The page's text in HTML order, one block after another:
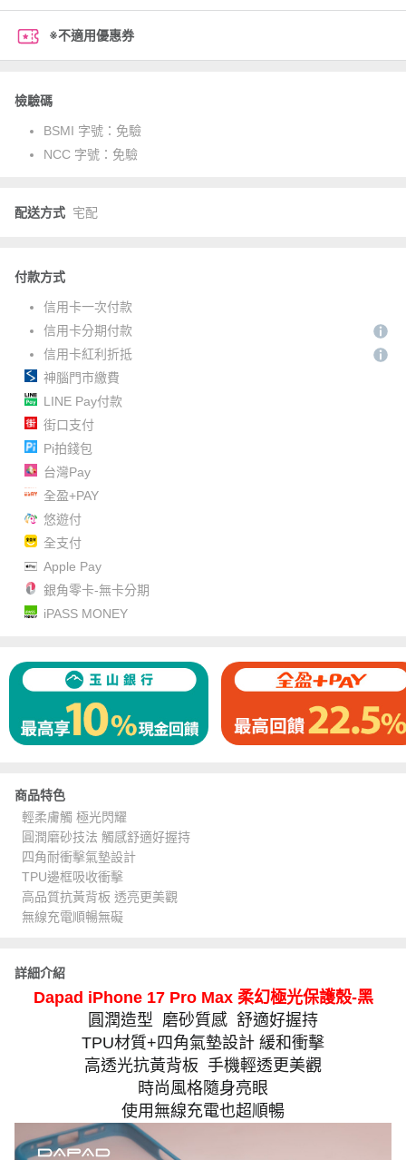
※不適用優惠券
檢驗碼
BSMI 字號： 免驗
NCC 字號： 免驗
配送方式 宅配
付款方式
信用卡一次付款
信用卡分期付款
信用卡紅利折抵
神腦門市繳費
LINE Pay付款
街口支付
Pi拍錢包
台灣Pay
全盈+PAY
悠遊付
全支付
Apple Pay
銀角零卡-無卡分期
iPASS MONEY
商品特色
輕柔膚觸 極光閃耀
圓潤磨砂技法 觸感舒適好握持
四角耐衝擊氣墊設計
TPU邊框吸收衝擊
高品質抗黃背板 透亮更美觀
無線充電順暢無礙
詳細介紹
Dapad iPhone 17 Pro Max 柔幻極光保護殼-黑
圓潤造型 磨砂質感 舒適好握持
TPU材質+四角氣墊設計 緩和衝擊
高透光抗黃背板 手機輕透更美觀
時尚風格隨身亮眼
使用無線充電也超順暢